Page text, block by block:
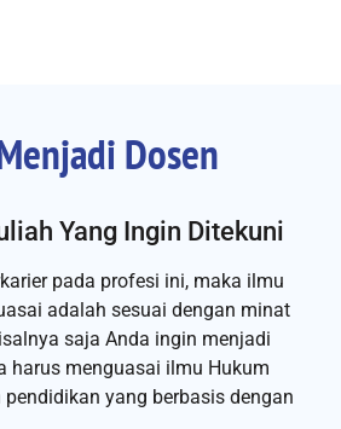
Dosen
Yang Ingin Ditekuni
pada profesi ini, maka ilmu
adalah sesuai dengan minat
saja Anda ingin menjadi
harus menguasai ilmu Hukum
yang berbasis dengan